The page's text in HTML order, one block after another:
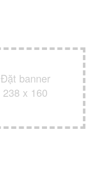
Đặt banner
238 x 160